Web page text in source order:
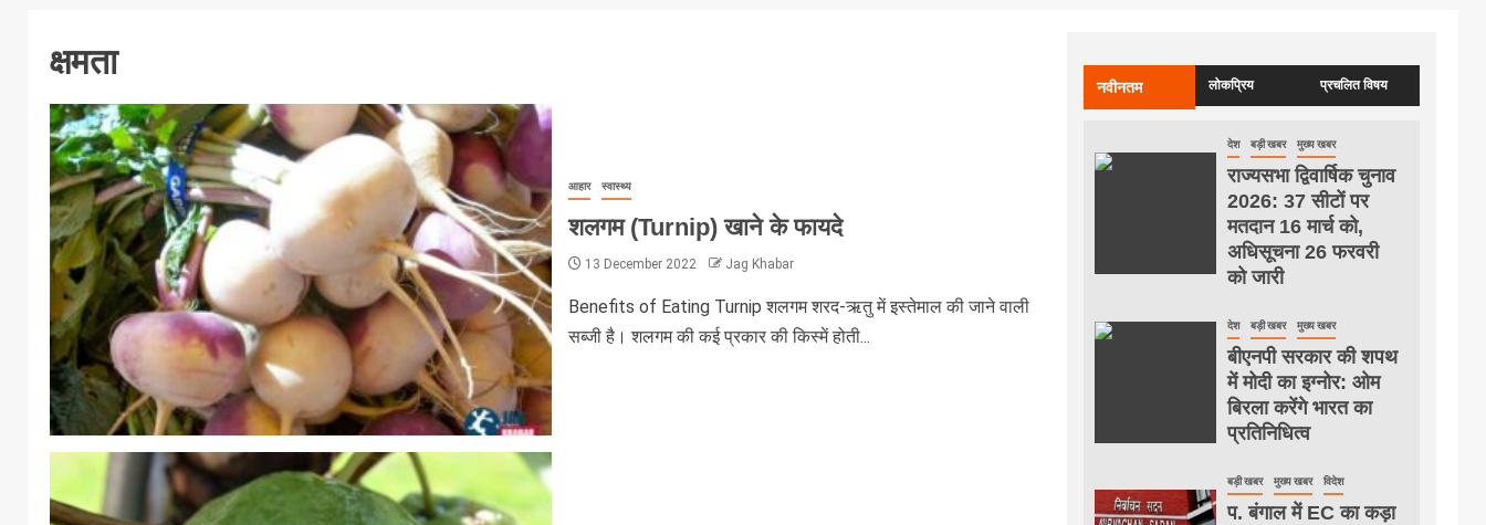
क्षमता
आहार स्वास्थ्य
शलगम (Turnip) खाने के फायदे
13 December 2022 Jag Khabar
Benefits of Eating Turnip शलगम शरद-ऋतु में इस्तेमाल की जाने वाली
सब्जी है। शलगम की कई प्रकार की किस्में होती...
नवीनतम लोकप्रिय प्रचलित विषय
देश बड़ी खबर मुख्य खबर
राज्यसभा द्विवार्षिक चुनाव
2026: 37 सीटों पर
मतदान 16 मार्च को,
अधिसूचना 26 फरवरी
को जारी
देश बड़ी खबर मुख्य खबर
बीएनपी सरकार की शपथ
में मोदी का इग्नोर: ओम
बिरला करेंगे भारत का
प्रतिनिधित्व
बड़ी खबर मुख्य खबर विदेश
प. बंगाल में EC का कड़ा